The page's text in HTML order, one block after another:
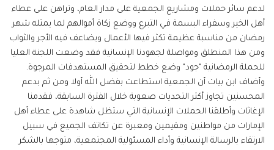
لدعم سائر حملات ومشاريع الجمعية على مدار العام، وتراهن على عطاء
أهل الخير وسفراء البسمة في التبرع ووضع زكاة أموالهم لما يمثله شهر
رمضان من مناسبة عظيمة تكثر فيها الأعمال ويضاعف فيه الأجر والثواب
ومن هذا المنطلق ومواصلة لجهودنا الإنسانية فقد وضعت اللجنة العليا
للحملة الرمضانية "جود" وضع خطط لتحقيق المستهدفات المرجوة.
وأضاف ابن بيات أن الجمعية استطاعت بفضل الله أولا ومن ثم بدعم
المحسنين تجاوز أكثر التحديات صعوبة خلال الفترة السابقة، فقدمنا
الإغاثات وأطلقنا الحملات الإنسانية التي ستظل شاهدة على عطاء أهل
الإمارات من مواطنين ومقيمين ومعبرة عن تكاتف الجميع في سبيل
الارتقاء بالرسالة الإنسانية وأداء المسئولية المجتمعية، متوجها بالشكر